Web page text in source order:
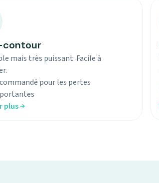
mais très puissant. Facile à
pour les pertes
plus